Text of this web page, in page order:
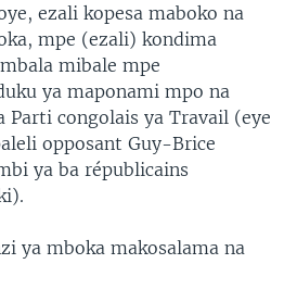
ezali kopesa maboko na
mpe (ezali) kondima
mibale mpe
ya maponami mpo na
Parti congolais ya Travail (eye
opposant Guy-Brice
ya ba républicains
ya mboka makosalama na